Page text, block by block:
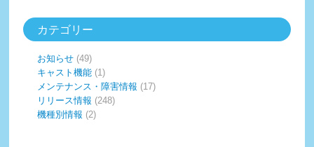
カテゴリー
お知らせ (49)
キャスト機能 (1)
メンテナンス・障害情報 (17)
リリース情報 (248)
機種別情報 (2)